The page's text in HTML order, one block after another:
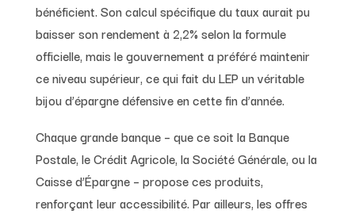
bénéficient. Son calcul spécifique du taux aurait pu
baisser son rendement à 2,2% selon la formule
officielle, mais le gouvernement a préféré maintenir
ce niveau supérieur, ce qui fait du LEP un véritable
bijou d’épargne défensive en cette fin d’année.
Chaque grande banque – que ce soit la Banque
Postale, le Crédit Agricole, la Société Générale, ou la
Caisse d’Épargne – propose ces produits,
renforçant leur accessibilité. Par ailleurs, les offres